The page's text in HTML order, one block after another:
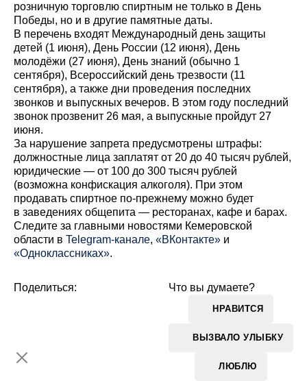
розничную торговлю спиртным не только в День
Победы, но и в другие памятные даты.
В перечень входят Международный день защиты
детей (1 июня), День России (12 июня), День
молодёжи (27 июня), День знаний (обычно 1
сентября), Всероссийский день трезвости (11
сентября), а также дни проведения последних
звонков и выпускных вечеров. В этом году последний
звонок прозвенит 26 мая, а выпускные пройдут 27
июня.
За нарушение запрета предусмотрены штрафы:
должностные лица заплатят от 20 до 40 тысяч рублей,
юридические — от 100 до 300 тысяч рублей
(возможна конфискация алкоголя). При этом
продавать спиртное по-прежнему можно будет
в заведениях общепита — ресторанах, кафе и барах.
Cледите за главными новостями Кемеровской
области в Telegram-канале, «ВКонтакте» и
«Одноклассниках».
Что вы думаете?
НРАВИТСЯ
ВЫЗВАЛО УЛЫБКУ
ЛЮБЛЮ
Поделиться: